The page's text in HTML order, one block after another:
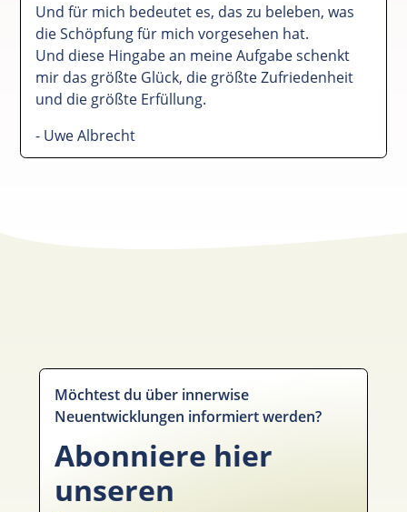
Und für mich bedeutet es, das zu beleben, was
die Schöpfung für mich vorgesehen hat.
Und diese Hingabe an meine Aufgabe schenkt
mir das größte Glück, die größte Zufriedenheit
und die größte Erfüllung.
- Uwe Albrecht
Möchtest du über innerwise
Neuentwicklungen informiert werden?
Abonniere hier
unseren